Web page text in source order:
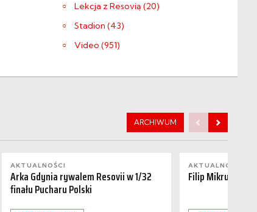
Lekcja z Resovią (20)
Stadion (43)
Video (951)
ARCHIWUM
AKTUALNOŚCI
Arka Gdynia rywalem Resovii w 1/32
finału Pucharu Polski
AKTUALNOŚCI
Filip Mikrut